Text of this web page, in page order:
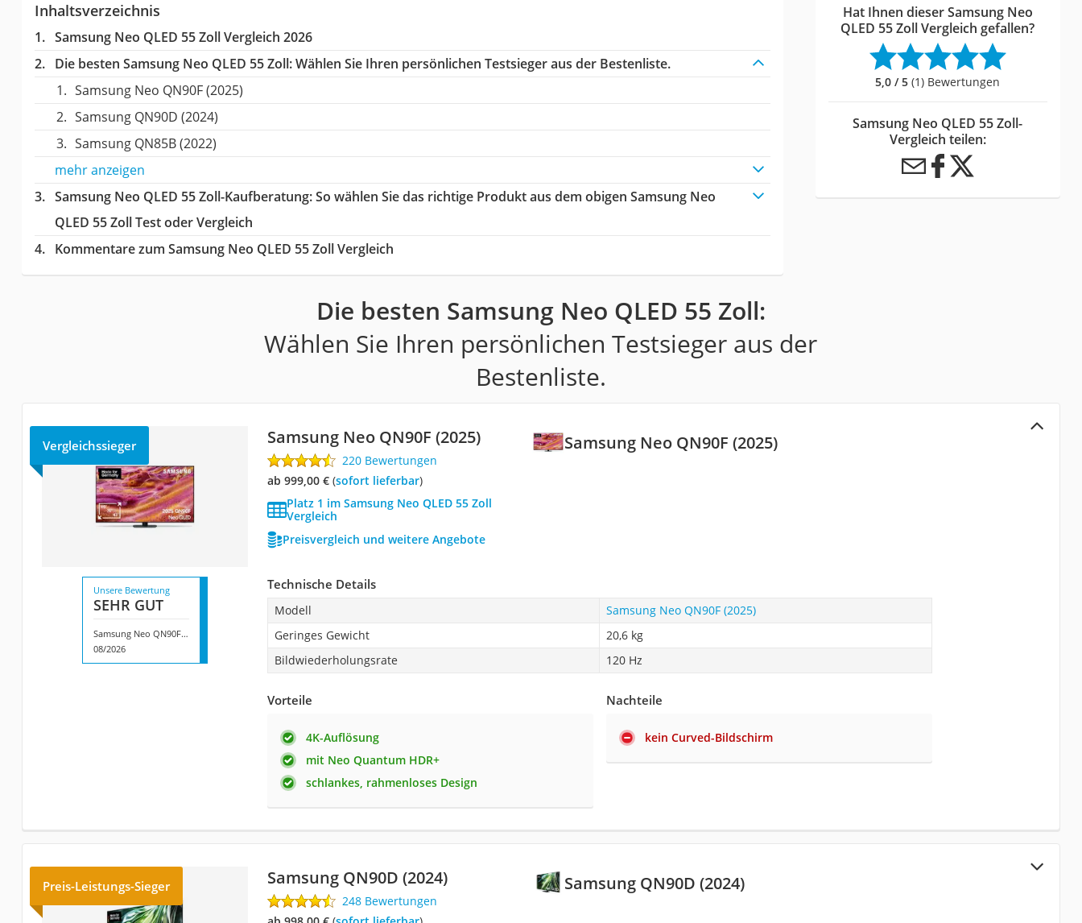
Inhaltsverzeichnis
Samsung Neo QLED 55 Zoll Vergleich 2026
Die besten Samsung Neo QLED 55 Zoll:Wählen Sie Ihren persönlichen Testsieger aus der Bestenliste.
Samsung Neo QN90F (2025)
Samsung QN90D (2024)
Samsung QN85B (2022)
mehr anzeigen
Samsung Neo QLED 55 Zoll-Kaufberatung: So wählen Sie das richtige Produkt aus dem obigen Samsung Neo
QLED 55 Zoll Test oder Vergleich
Kommentare zum Samsung Neo QLED 55 Zoll Vergleich
Hat Ihnen dieser Samsung Neo
QLED 55 Zoll Vergleich gefallen?
5,0 / 5 (1) Bewertungen
Samsung Neo QLED 55 Zoll-
Vergleich teilen:
Die besten Samsung Neo QLED 55 Zoll:
Wählen Sie Ihren persönlichen Testsieger aus der
Bestenliste.
Samsung Neo QN90F (2025)
Vergleichssieger Samsung Neo QN90F (2025)
220 Bewertungen
ab 999,00 €( Sofort lieferbar)
Platz 1 im Samsung Neo QLED 55 Zoll
Vergleich
Preisvergleich und weitere Angebote
Unsere Bewertung
SEHR GUT
Samsung Neo QN90F (2025)
08/2026
Technische Details
Modell
Samsung Neo QN90F (2025)
Geringes Gewicht
20,6 kg
Bildwiederholungsrate
120 Hz
Vorteile
4K-Auflösung
mit Neo Quantum HDR+
schlankes, rahmenloses Design
Nachteile
kein Curved-Bildschirm
Samsung QN90D (2024)
Preis-Leistungs-Sieger Samsung QN90D (2024)
248 Bewertungen